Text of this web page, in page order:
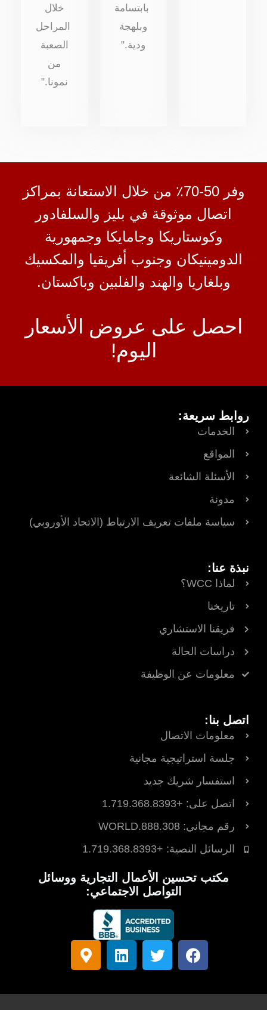
بابتسامة
وبلهجة
ودية."
خلال
المراحل
الصعبة
من
نمونا."
وفر 50-70٪ من خلال الاستعانة بمراكز
اتصال موثوقة في بليز والسلفادور
وكوستاريكا وجامايكا وجمهورية
الدومينيكان وجنوب أفريقيا والمكسيك
وبلغاريا والهند والفلبين وباكستان.
احصل على عروض الأسعار
اليوم!
روابط سريعة:
الخدمات
المواقع
الأسئلة الشائعة
مدونة
سياسة ملفات تعريف الارتباط (الاتحاد الأوروبي)
نبذة عنا:
لماذا WCC؟
تاريخنا
فريقنا الاستشاري
دراسات الحالة
معلومات عن الوظيفة
اتصل بنا:
معلومات الاتصال
جلسة استراتيجية مجانية
استفسار شريك جديد
اتصل على: +1.719.368.8393
رقم مجاني: 888.308.WORLD
الرسائل النصية: +1.719.368.8393
مكتب تحسين الأعمال التجارية ووسائل
التواصل الاجتماعي:
ف
ي
ب
ت
و
ت
ل
ي
ك
ع
ل
م